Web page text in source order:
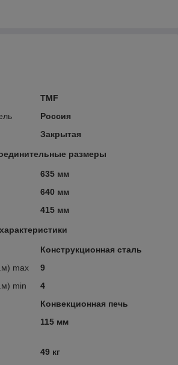
TMF
Россия
Закрытая
размеры
635 мм
640 мм
415 мм
Конструкционная сталь
max
9
min
4
Конвекционная печь
115 мм
49 кг